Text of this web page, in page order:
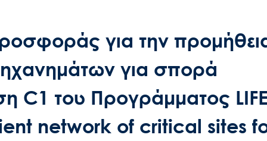
για την
για σπορά
C1 του Προγράμματος
network of critical sites